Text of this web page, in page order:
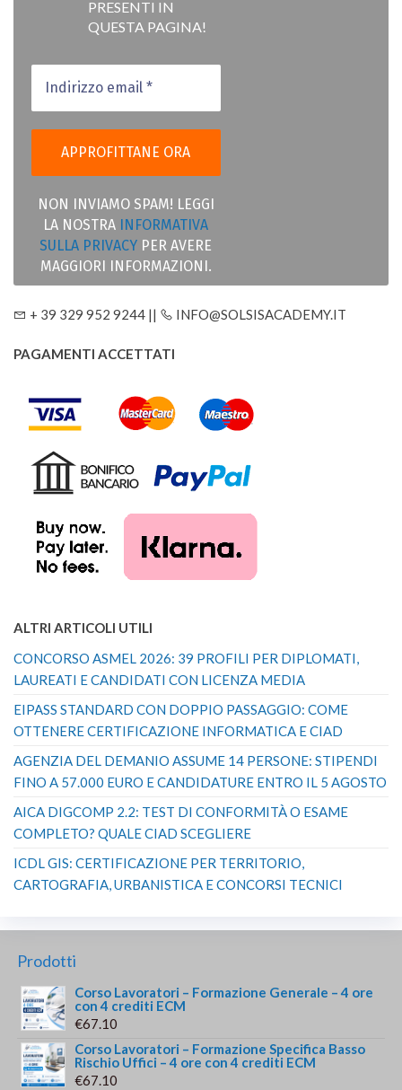
PRESENTI IN
QUESTA PAGINA!
NON INVIAMO SPAM! LEGGI
LA NOSTRA
INFORMATIVA
SULLA PRIVACY PER AVERE
MAGGIORI INFORMAZIONI.
+ 39 329 952 9244 || INFO@SOLSISACADEMY.IT
PAGAMENTI ACCETTATI
ALTRI ARTICOLI UTILI
CONCORSO ASMEL 2026: 39 PROFILI PER DIPLOMATI,
LAUREATI E CANDIDATI CON LICENZA MEDIA
EIPASS STANDARD CON DOPPIO PASSAGGIO: COME
OTTENERE CERTIFICAZIONE INFORMATICA E CIAD
AGENZIA DEL DEMANIO ASSUME 14 PERSONE: STIPENDI
FINO A 57.000 EURO E CANDIDATURE ENTRO IL 5 AGOSTO
AICA DIGCOMP 2.2: TEST DI CONFORMITÀ O ESAME
COMPLETO? QUALE CIAD SCEGLIERE
ICDL GIS: CERTIFICAZIONE PER TERRITORIO,
CARTOGRAFIA, URBANISTICA E CONCORSI TECNICI
Prodotti
Corso Lavoratori – Formazione Generale – 4 ore
con 4 crediti ECM
€67.10
Corso Lavoratori – Formazione Specifica Basso
Rischio Uffici – 4 ore con 4 crediti ECM
€67.10